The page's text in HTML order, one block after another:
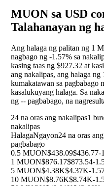
MUON sa USD
Talahanayan ng
Ang halaga ng palitan ng 1
nagbago ng -1.57% sa
kasing taas ng $927.32 at
ang nakalipas, ang halaga
kumakatawan sa pagbabago
kasalukuyang halaga. Sa
ng -- pagbabago, na
24 na oras ang nakalipas1
nakalipas
HalagaNgayon24 na oras
pagbabago
0.5 MUON$438.09$436.77-
1 MUON$876.17$873.54-
5 MUON$4.38K$4.37K-
10 MUON$8.76K$8.74K-